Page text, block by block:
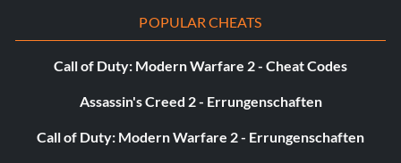
POPULAR CHEATS
Call of Duty: Modern Warfare 2 - Cheat Codes
Assassin's Creed 2 - Errungenschaften
Call of Duty: Modern Warfare 2 - Errungenschaften